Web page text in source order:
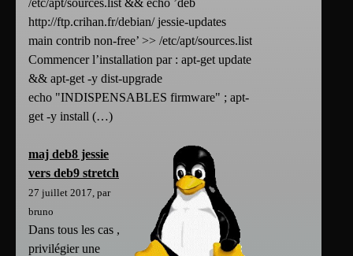
/etc/apt/sources.list && echo ’deb
http://ftp.crihan.fr/debian/ jessie-updates
main contrib non-free’ >> /etc/apt/sources.list
Commencer l’installation par : apt-get update
&& apt-get -y dist-upgrade
echo "INDISPENSABLES firmware" ; apt-
get -y install (…)
maj deb8 jessie
vers deb9 stretch
27 juillet 2017, par
bruno
Dans tous les cas ,
privilégier une